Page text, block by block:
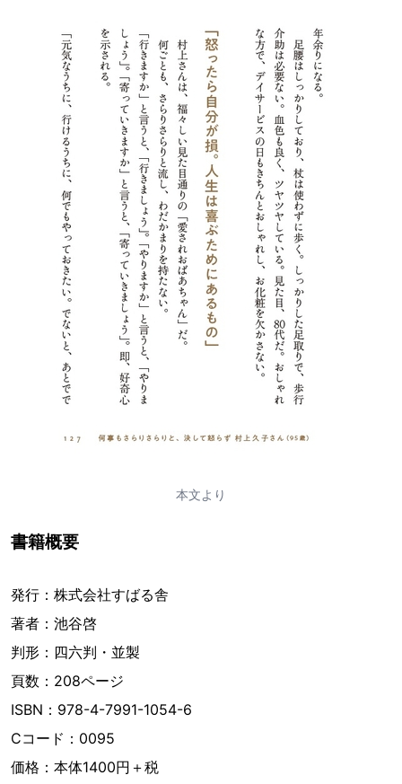
本文より
書籍概要
発行：株式会社すばる舎
著者：池谷啓
判形：四六判・並製
頁数：208ページ
ISBN：978-4-7991-1054-6
Cコード：0095
価格：本体1400円＋税